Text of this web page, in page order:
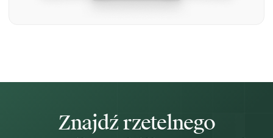
Znajdź rzetelnego